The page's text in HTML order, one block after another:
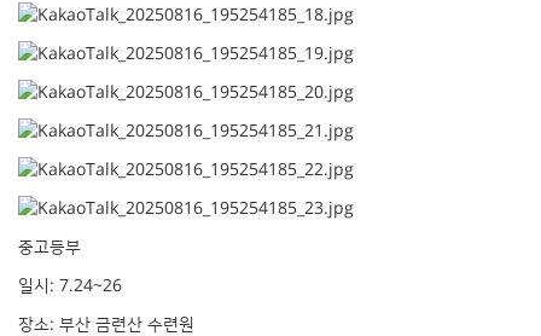
중고등부
일시: 7.24~26
장소: 부산 금련산 수련원